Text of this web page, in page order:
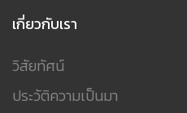
เกี่ยวกับเรา
วิสัยทัศน์
ประวัติความเป็นมา